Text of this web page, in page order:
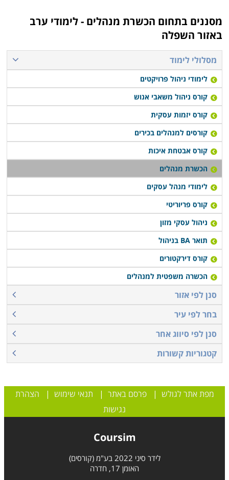
מסננים בתחום הכשרת מנהלים - לימודי ערב
באזור השפלה
מסלולי לימוד
לימודי ניהול פרויקטים
קורס ניהול משאבי אנוש
קורס יזמות עסקית
קורסים למנהלים בכירים
קורס אבטחת איכות
הכשרת מנהלים
לימודי מנהל עסקים
קורס פריוריטי
ניהול עסקי מזון
תואר BA בניהול
קורס דירקטורים
הכשרה משפטית למנהלים
סנן לפי אזור
בחר לפי עיר
סנן לפי סיווג אחר
קטגוריות קשורות
מפת אתר לגולש |פרסם באתר | תנאי שימוש | הצהרת
נגישות
Coursim
לידר סיני 2022 בע"מ (קורסים)
האומן 17, חדרה